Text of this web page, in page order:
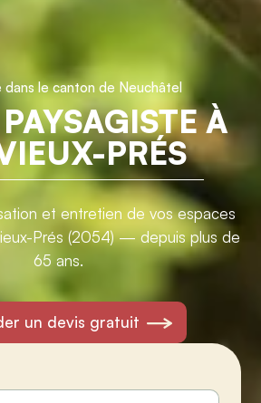
dans le canton de Neuchâtel
À
PRÉS
et entretien de vos espaces
Prés (2054) — depuis plus de
65 ans.
un devis gratuit